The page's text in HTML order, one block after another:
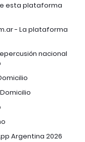
esta plataforma
- La plataforma
nacional
Argentina 2026